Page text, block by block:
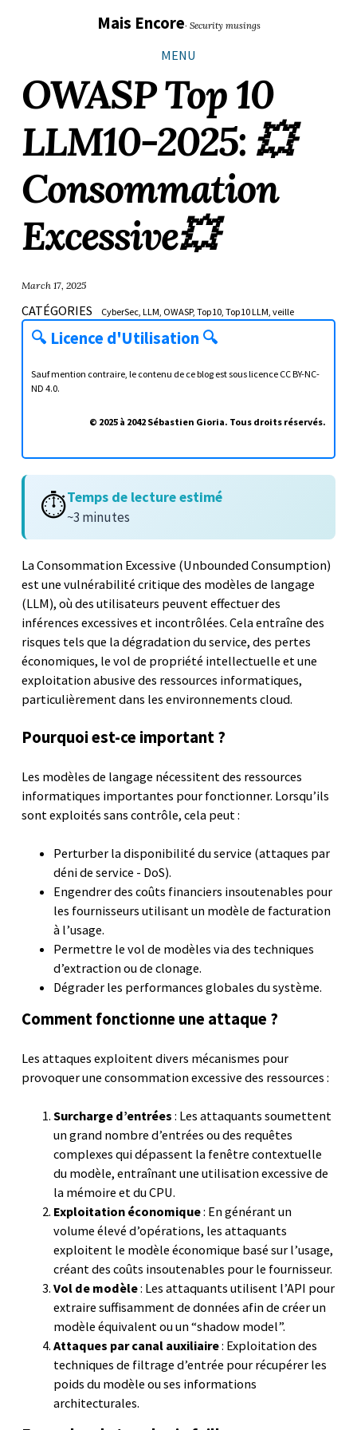
principale
page
Mais Encore· Security musings
MENU
OWASP Top 10
LLM10-2025: 💥
Consommation
Excessive💥
March 17, 2025
CATÉGORIES CyberSec LLM OWASP Top10 Top10 LLM veille
🔍 Licence d'Utilisation 🔍
Sauf mention contraire, le contenu de ce blog est sous licence CC BY-NC-
ND 4.0.
© 2025 à 2042 Sébastien Gioria. Tous droits réservés.
⏱️Temps de lecture estimé
~3 minutes
La Consommation Excessive (Unbounded Consumption)
est une vulnérabilité critique des modèles de langage
(LLM), où des utilisateurs peuvent effectuer des
inférences excessives et incontrôlées. Cela entraîne des
risques tels que la dégradation du service, des pertes
économiques, le vol de propriété intellectuelle et une
exploitation abusive des ressources informatiques,
particulièrement dans les environnements cloud.
Pourquoi est-ce important ?
Les modèles de langage nécessitent des ressources
informatiques importantes pour fonctionner. Lorsqu’ils
sont exploités sans contrôle, cela peut :
Perturber la disponibilité du service (attaques par
déni de service - DoS).
Engendrer des coûts financiers insoutenables pour
les fournisseurs utilisant un modèle de facturation
à l’usage.
Permettre le vol de modèles via des techniques
d’extraction ou de clonage.
Dégrader les performances globales du système.
Comment fonctionne une attaque ?
Les attaques exploitent divers mécanismes pour
provoquer une consommation excessive des ressources :
Surcharge d’entrées : Les attaquants soumettent
un grand nombre d’entrées ou des requêtes
complexes qui dépassent la fenêtre contextuelle
du modèle, entraînant une utilisation excessive de
la mémoire et du CPU.
Exploitation économique: En générant un
volume élevé d’opérations, les attaquants
exploitent le modèle économique basé sur l’usage,
créant des coûts insoutenables pour le fournisseur.
Vol de modèle: Les attaquants utilisent l’API pour
extraire suffisamment de données afin de créer un
modèle équivalent ou un “shadow model”.
Attaques par canal auxiliaire: Exploitation des
techniques de filtrage d’entrée pour récupérer les
poids du modèle ou ses informations
architecturales.